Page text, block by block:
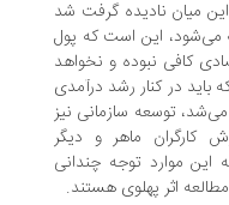
نادیده گرفت شد
این است که پول
نبوده و نخواهد
کنار رشد درآمدی
سازمانی نیز
ماهر و دیگر
توجه چندانی
پهلوی هستند.